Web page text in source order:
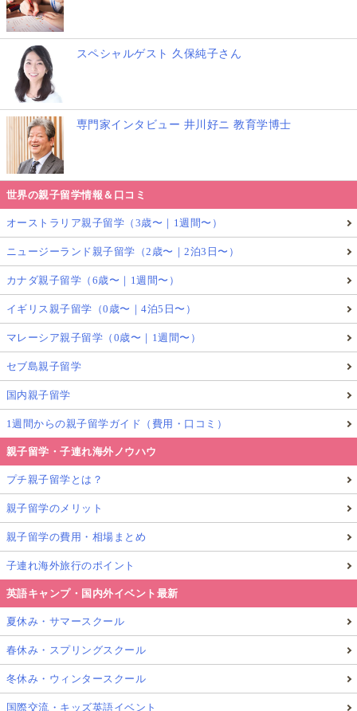
スペシャルゲスト 久保純子さん
専門家インタビュー 井川好ニ 教育学博士
世界の親子留学情報＆口コミ
オーストラリア親子留学（3歳〜｜1週間〜）
ニュージーランド親子留学（2歳〜｜2泊3日〜）
カナダ親子留学（6歳〜｜1週間〜）
イギリス親子留学（0歳〜｜4泊5日〜）
マレーシア親子留学（0歳〜｜1週間〜）
セブ島親子留学
国内親子留学
1週間からの親子留学ガイド（費用・口コミ）
親子留学・子連れ海外ノウハウ
プチ親子留学とは？
親子留学のメリット
親子留学の費用・相場まとめ
子連れ海外旅行のポイント
英語キャンプ・国内外イベント最新
夏休み・サマースクール
春休み・スプリングスクール
冬休み・ウィンタースクール
国際交流・キッズ英語イベント